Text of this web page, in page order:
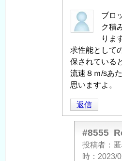
匿
名
稿
者
に
よ
「Re:
岩
」
ブロ
ク積
りま
求性能として
保されている
流速８ｍ/sあ
思いますよ。
返信
#8555
投稿者
時
2023/